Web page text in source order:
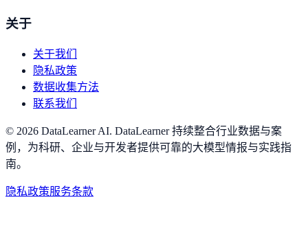
关于
关于我们
隐私政策
数据收集方法
联系我们
© 2026 DataLearner AI. DataLearner 持续整合行业数据与案
例，为科研、企业与开发者提供可靠的大模型情报与实践指
南。
隐私政策服务条款